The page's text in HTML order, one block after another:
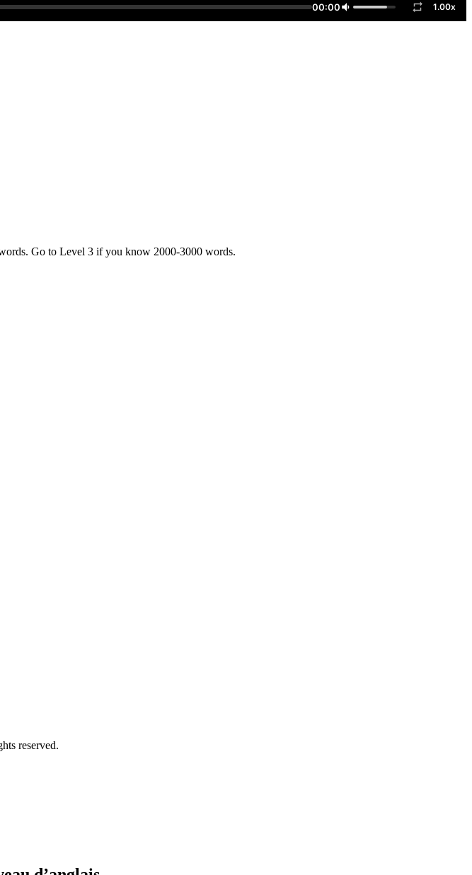
00:00 1.00x
Go to Level 3 if you know 2000-3000 words.
reserved.